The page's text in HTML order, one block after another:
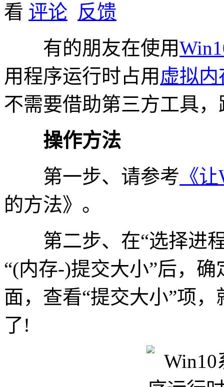
看 评论 反馈
有的朋友在使用
用程序运行时占用 虚拟内
不需要借助第三方工具
操作方法
第一步、请参考 《
的方法》。
第二步、在“选择进程
“(内存-)提交大小”后，
面，查看“提交大小”项
了!